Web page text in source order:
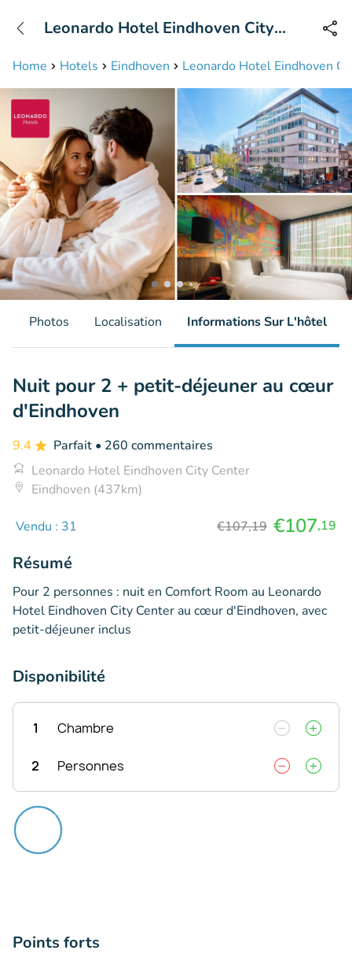
Disponible jusqu'à 23:00 heures
Home Hotels Eindhoven Leonardo Hotel Eindhoven
Leonardo Hotel Eindhoven City
Photos Localisation Informations Sur L'hôtel
Nuit pour 2 + petit-déjeuner au cœur
d'Eindhoven
9.4 Parfait • 260 commentaires
Leonardo Hotel Eindhoven City Center
Eindhoven (437km)
Vendu : 31 €107,19 €107,19
Résumé
Pour 2 personnes : nuit en Comfort Room au Leonardo
Hotel Eindhoven City Center au cœur d'Eindhoven, avec
petit-déjeuner inclus
Disponibilité
1 Chambre
2 Personnes
Points forts